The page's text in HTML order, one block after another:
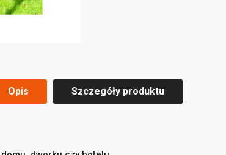
Opis Szczegóły produktu